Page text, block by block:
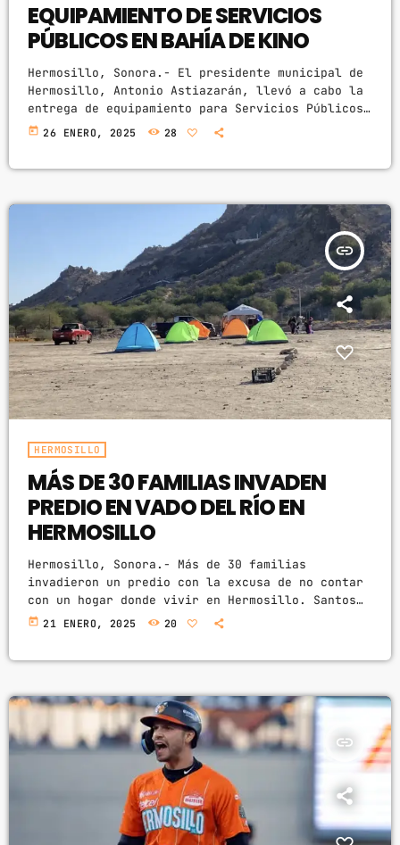
EQUIPAMIENTO DE SERVICIOS
PÚBLICOS EN BAHÍA DE KINO
Hermosillo, Sonora.- El presidente municipal de
Hermosillo, Antonio Astiazarán, llevó a cabo la
entrega de equipamiento para Servicios Públicos
Municipales dirigido a la comunidad de Bahía de
Hermosillo. ‘Vamos por el camino correcto y
somos un solo equipo y ese equipo está
today 26 ENERO, 2025 28
insert_link
HERMOSILLO
MÁS DE 30 FAMILIAS INVADEN
PREDIO EN VADO DEL RÍO EN
HERMOSILLO
Hermosillo, Sonora.- Más de 30 familias
invadieron un predio con la excusa de no contar
con un hogar donde vivir en Hermosillo. Santos
Raúl Sánchez Reyes, dueño del lugar, solicitó se
cronológica, donde indicó que todo dio inició en
2005 cuando […]
today 21 ENERO, 2025 20
insert_link